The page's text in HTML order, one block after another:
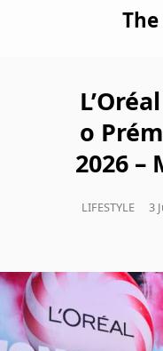
o
2026 –
LIFESTYLE 3